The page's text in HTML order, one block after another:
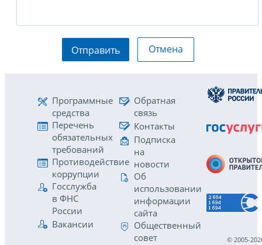
Отправить Отмена
Программные
средства
Перечень
обязательных
требований
Противодействие
коррупции
Госслужба
в ФНС
России
Вакансии
Обратная
связь
Контакты
Подписка
на
новости
Об
использовании
информации
сайта
Общественный
совет
© 2005-